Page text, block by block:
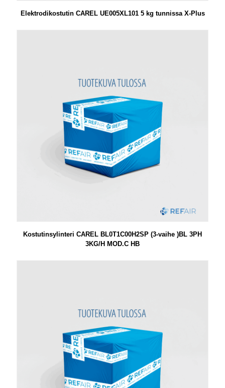
Elektrodikostutin CAREL UE005XL101 5 kg tunnissa X-Plus
Kostutinsylinteri CAREL BL0T1C00H2SP (3-vaihe )BL 3PH
3KG/H MOD.C HB